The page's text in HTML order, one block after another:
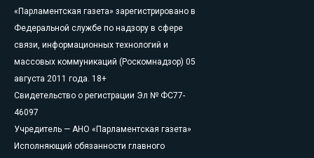
«Парламентская газета» зарегистрировано в
Федеральной службе по надзору в сфере
связи, информационных технологий и
массовых коммуникаций (Роскомнадзор) 05
августа 2011 года. 18+
Свидетельство о регистрации Эл № ФС77-
46097
Учредитель — АНО «Парламентская газета»
Исполняющий обязанности главного